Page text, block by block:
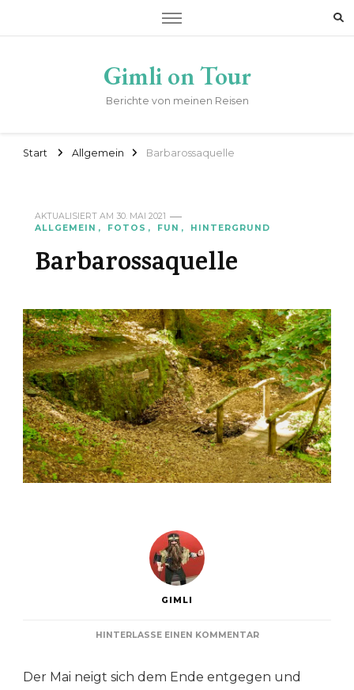
Gimli on Tour
Berichte von meinen Reisen
Start Allgemein Barbarossaquelle
AKTUALISIERT AM 30. MAI 2021
ALLGEMEIN
FOTOS FUN HINTERGRUND
Barbarossaquelle
GIMLI
HINTERLASSE EINEN KOMMENTARZU
Der Mai neigt sich dem Ende entgegen und